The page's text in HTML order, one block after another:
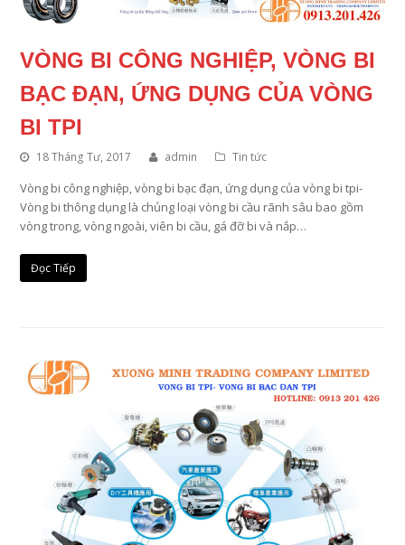
VÒNG BI CÔNG NGHIỆP, VÒNG BI
BẠC ĐẠN, ỨNG DỤNG CỦA VÒNG
BI TPI
18 Tháng Tư, 2017 admin Tin tức
Vòng bi công nghiệp, vòng bi bạc đạn, ứng dụng của vòng bi tpi-
Vòng bi thông dụng là chủng loại vòng bi cầu rãnh sâu bao gồm
vòng trong, vòng ngoài, viên bi cầu, gá đỡ bi và nắp…
Đọc Tiếp